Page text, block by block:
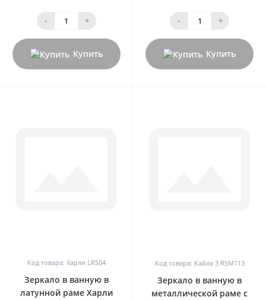
- +
Купить
- +
Купить
Код товара: Харли LRS04
Зеркало в ванную в
латунной раме Харли
Код товара: Кайла 3 RSM113
Зеркало в ванную в
металлической раме с